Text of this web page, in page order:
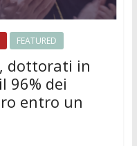
FEATURED
dottorati in
96% dei
entro un